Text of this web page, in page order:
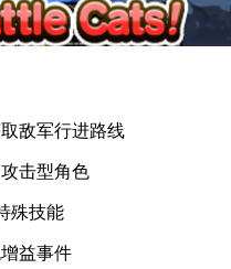
敌军行进路线
击型角色
殊技能
益事件